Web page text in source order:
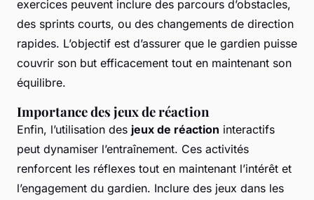
exercices peuvent inclure des parcours d’obstacles,
des sprints courts, ou des changements de direction
rapides. L’objectif est d’assurer que le gardien puisse
couvrir son but efficacement tout en maintenant son
équilibre.
Importance des jeux de réaction
Enfin, l’utilisation des jeux de réaction interactifs
peut dynamiser l’entraînement. Ces activités
renforcent les réflexes tout en maintenant l’intérêt et
l’engagement du gardien. Inclure des jeux dans les